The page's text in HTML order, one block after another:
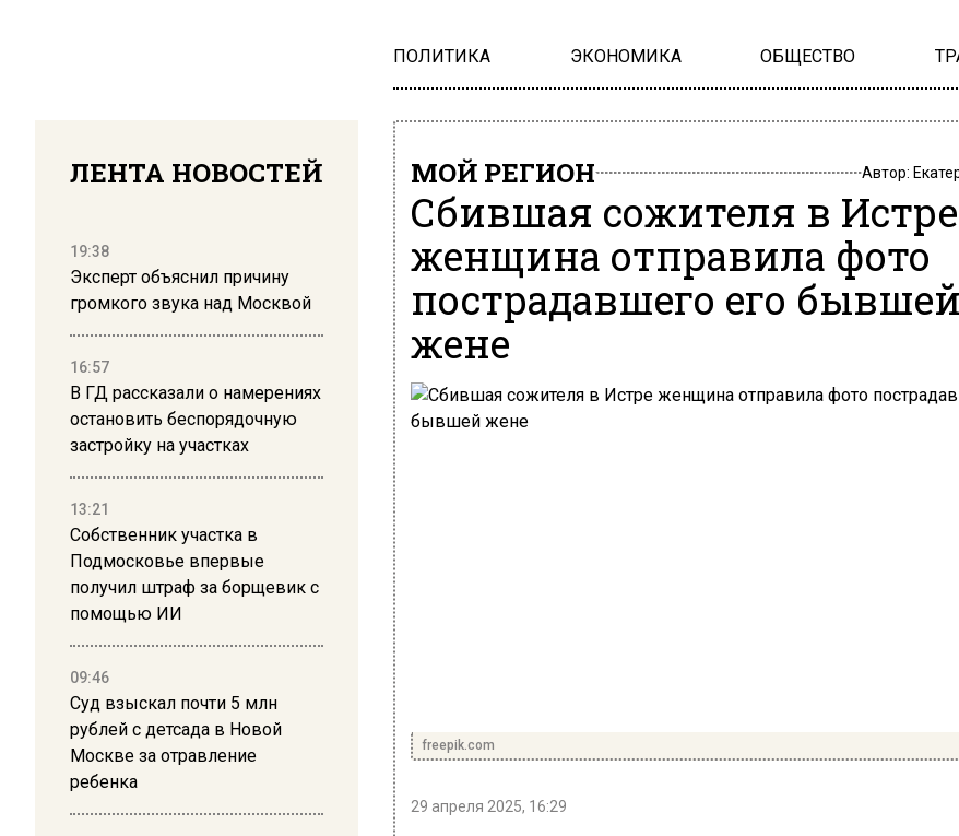
ПОЛИТИКА ЭКОНОМИКА ОБЩЕСТВО
ЛЕНТА НОВОСТЕЙ
19:38
Эксперт объяснил причину
громкого звука над Москвой
16:57
В ГД рассказали о намерениях
остановить беспорядочную
застройку на участках
13:21
Собственник участка в
Подмосковье впервые
получил штраф за борщевик с
помощью ИИ
09:46
Суд взыскал почти 5 млн
рублей с детсада в Новой
Москве за отравление
ребенка
МОЙ РЕГИОН Автор:
Сбившая сожителя в Истре
женщина отправила фото
пострадавшего его бывшей
жене
freepik.com
29 апреля 2025, 16:29